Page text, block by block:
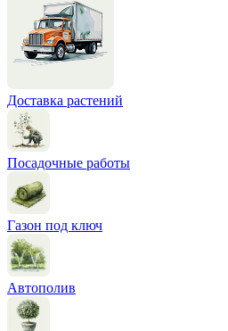
Доставка растений
Посадочные работы
Газон под ключ
Автополив